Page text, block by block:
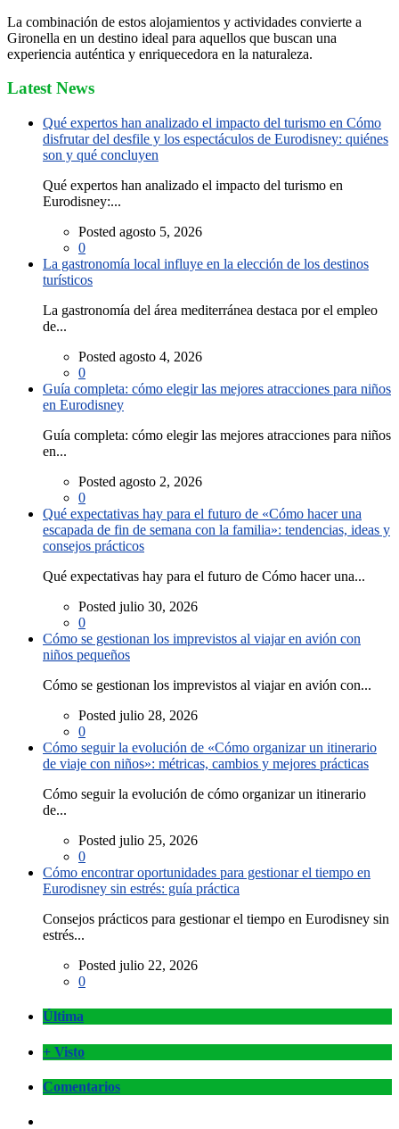
La combinación de estos alojamientos y actividades convierte a
Gironella en un destino ideal para aquellos que buscan una
experiencia auténtica y enriquecedora en la naturaleza.
Latest News
Qué expertos han analizado el impacto del turismo en Cómo
disfrutar del desfile y los espectáculos de Eurodisney: quiénes
son y qué concluyen
Qué expertos han analizado el impacto del turismo en
Eurodisney:...
Posted agosto 5, 2026
0
La gastronomía local influye en la elección de los destinos
turísticos
La gastronomía del área mediterránea destaca por el empleo
de...
Posted agosto 4, 2026
0
Guía completa: cómo elegir las mejores atracciones para niños
en Eurodisney
Guía completa: cómo elegir las mejores atracciones para niños
en...
Posted agosto 2, 2026
0
Qué expectativas hay para el futuro de «Cómo hacer una
escapada de fin de semana con la familia»: tendencias, ideas y
consejos prácticos
Qué expectativas hay para el futuro de Cómo hacer una...
Posted julio 30, 2026
0
Cómo se gestionan los imprevistos al viajar en avión con
niños pequeños
Cómo se gestionan los imprevistos al viajar en avión con...
Posted julio 28, 2026
0
Cómo seguir la evolución de «Cómo organizar un itinerario
de viaje con niños»: métricas, cambios y mejores prácticas
Cómo seguir la evolución de cómo organizar un itinerario
de...
Posted julio 25, 2026
0
Cómo encontrar oportunidades para gestionar el tiempo en
Eurodisney sin estrés: guía práctica
Consejos prácticos para gestionar el tiempo en Eurodisney sin
estrés...
Posted julio 22, 2026
0
Última
+ Visto
Comentarios